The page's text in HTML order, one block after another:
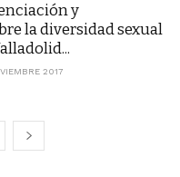
y
la diversidad sexual
2017